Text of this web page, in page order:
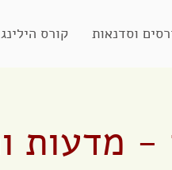
וסדנאות קורס הילינג
מדעות